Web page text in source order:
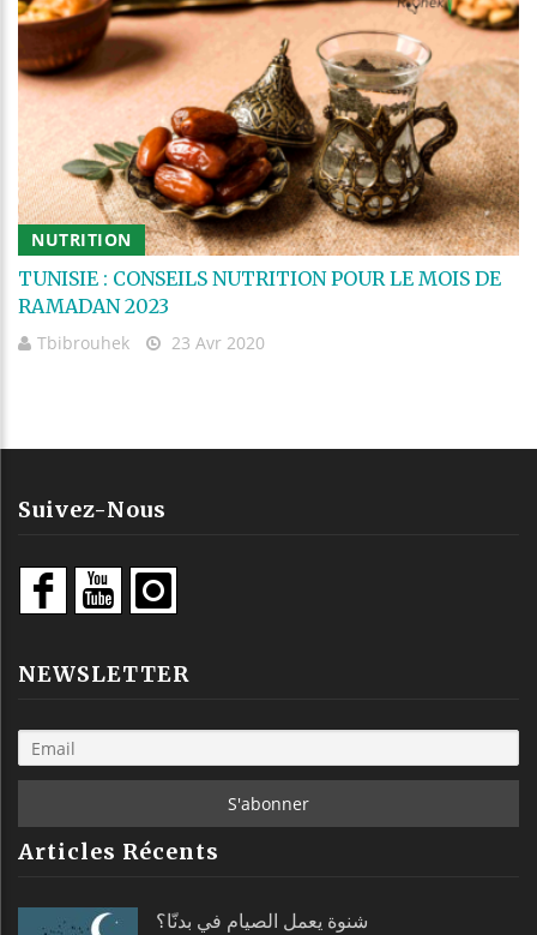
NUTRITION
TUNISIE : CONSEILS NUTRITION POUR LE MOIS DE
RAMADAN 2023
Tbibrouhek 23 Avr 2020
Suivez-Nous
NEWSLETTER
Articles Récents
شنوة يعمل الصيام في بدنّا؟